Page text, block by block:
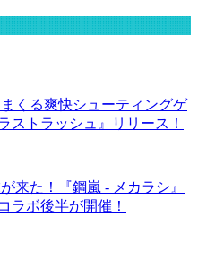
くる爽快シューティングゲ
ストラッシュ』リリース！
来た！『鋼嵐 - メカラシ』
ラボ後半が開催！